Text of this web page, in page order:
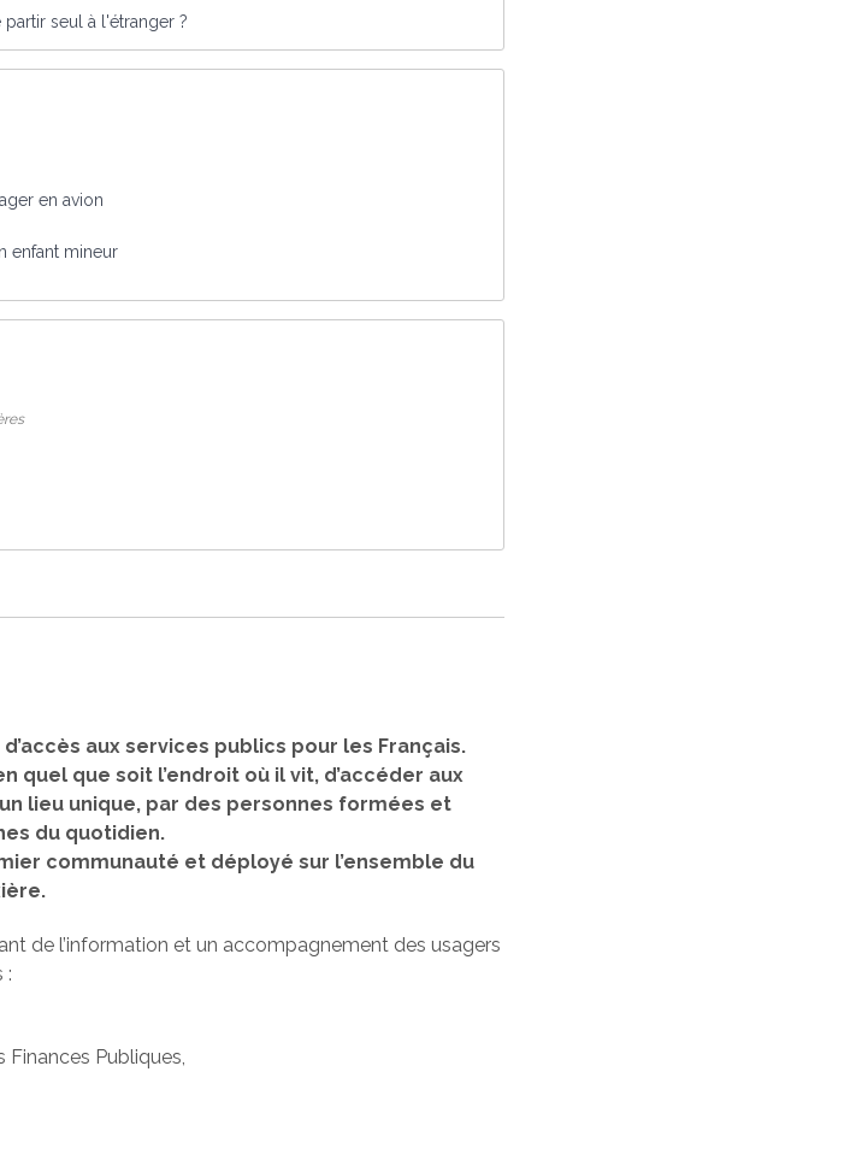
seul à l'étranger ?
en avion
enfant mineur
aux services publics pour les Français.
que soit l’endroit où il vit, d’accéder aux
lieu unique, par des personnes formées et
du quotidien.
communauté et déployé sur l’ensemble du
de l’information et un accompagnement des usagers
:
Finances Publiques,